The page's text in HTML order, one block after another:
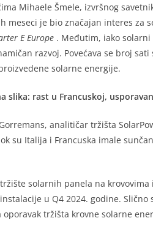
Mihaele Šmele, izvršnog
meseci je bio značajan interes za
E Europe . Međutim, iako
razvoj. Povećava se broj
solarne energije.
slika: rast u Francuskoj,
analitičar tržišta
su Italija i Francuska imale
solarnih panela na
u Q4 2024. godine.
oporavak tržišta krovne solarne